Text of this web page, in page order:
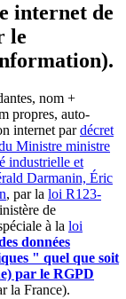
internet de
le
nom +
propres, auto-
internet pardécret
Ministre ministre
industrielle et
Darmanin, Éric
, par la loi R123-
de
à la loi
données
" quel que soit
par le RGPD
la France).